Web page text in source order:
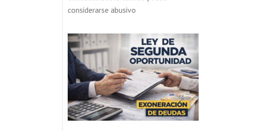
considerarse abusivo